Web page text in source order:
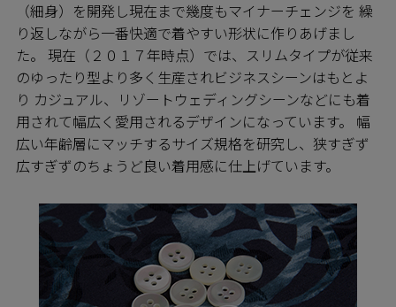
（細身）を開発し現在まで幾度もマイナーチェンジを 繰
り返しながら一番快適で着やすい形状に作りあげまし
た。 現在（２０１７年時点）では、スリムタイプが従来
のゆったり型より多く生産されビジネスシーンはもとよ
り カジュアル、リゾートウェディングシーンなどにも着
用されて幅広く愛用されるデザインになっています。 幅
広い年齢層にマッチするサイズ規格を研究し、狭すぎず
広すぎずのちょうど良い着用感に仕上げています。